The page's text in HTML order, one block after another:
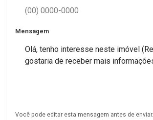
Mensagem
Você pode editar esta mensagem antes de enviar.